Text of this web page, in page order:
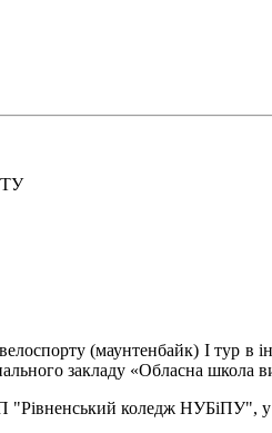
(маунтенбайк) І тур в
закладу «Обласна школа
коледж НУБіПУ", у